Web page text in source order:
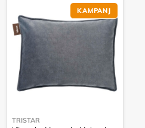
KAMPANJ
TRISTAR